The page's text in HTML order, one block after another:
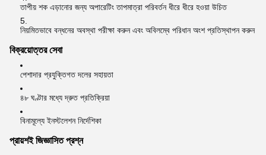
তাপীয় শক এড়ানোর জন্য অপারেটিং তাপমাত্রা পরিবর্তন ধীরে ধীরে হওয়া উচিত
নিয়মিতভাবে বন্ধনের অবস্থা পরীক্ষা করুন এবং অবিলম্বে পরিধান অংশ প্রতিস্থাপন করুন
বিক্রয়োত্তর সেবা
পেশাদার প্রযুক্তিগত দলের সহায়তা
৪৮ ঘণ্টার মধ্যে দ্রুত প্রতিক্রিয়া
বিনামূল্যে ইনস্টলেশন নির্দেশিকা
প্রায়শই জিজ্ঞাসিত প্রশ্ন